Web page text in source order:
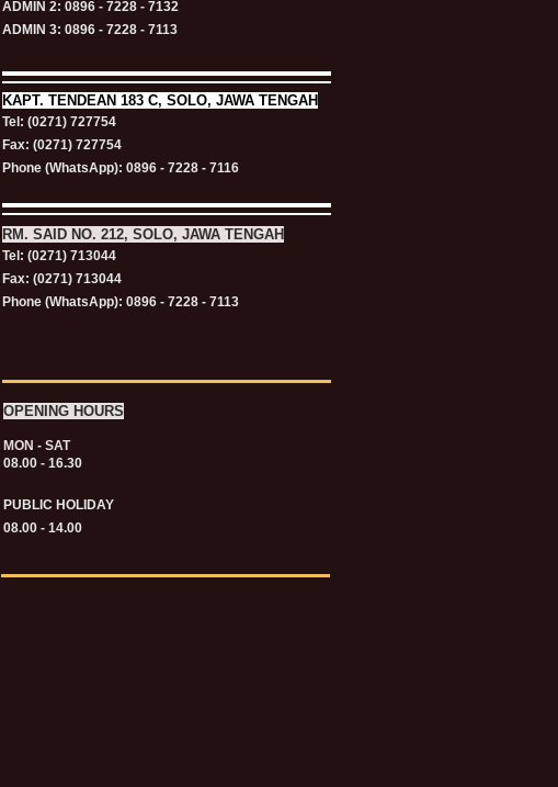
ADMIN 2: 0896 - 7228 - 7132
ADMIN 3: 0896 - 7228 - 7113
KAPT. TENDEAN 183 C, SOLO, JAWA TENGAH
Tel: (0271) 727754
Fax: (0271) 727754
Phone (WhatsApp): 0896 - 7228 - 7116
RM. SAID NO. 212, SOLO, JAWA TENGAH
Tel: (0271) 713044
Fax: (0271) 713044
Phone (WhatsApp): 0896 - 7228 - 7113
OPENING HOURS
MON - SAT
08.00 - 16.30
PUBLIC HOLIDAY
08.00 - 14.00